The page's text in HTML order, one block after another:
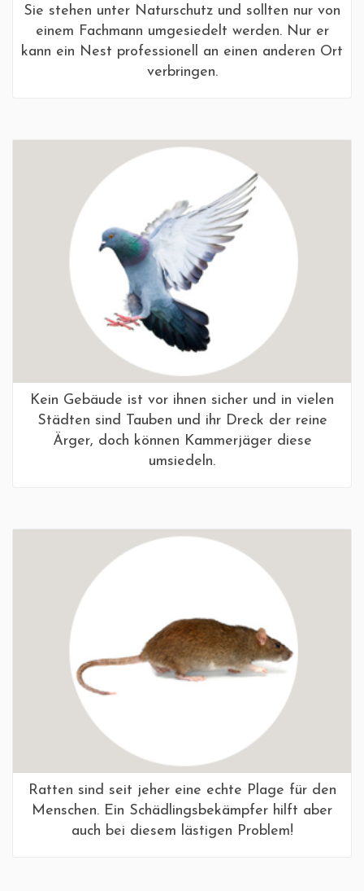
Sie stehen unter Naturschutz und sollten nur von
einem Fachmann umgesiedelt werden. Nur er
kann ein Nest professionell an einen anderen Ort
verbringen.
Kein Gebäude ist vor ihnen sicher und in vielen
Städten sind Tauben und ihr Dreck der reine
Ärger, doch können Kammerjäger diese
umsiedeln.
Ratten sind seit jeher eine echte Plage für den
Menschen. Ein Schädlingsbekämpfer hilft aber
auch bei diesem lästigen Problem!